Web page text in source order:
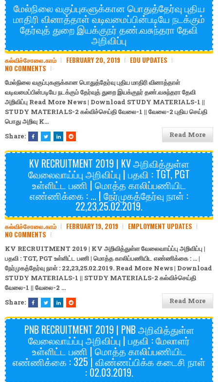
மேல்நிலை வகுப்புகளுக்கான பொதுத்தேர்வு புதிய
மாதிரி வினாத்தாள் வடிவமைப்பின்படியே நடக்கும்
தேர்வுத் துறை இயக்குநர் தண்.வசுந்தரா தேவி
அறிவிப்பு
கல்விச்சோலை.காம் FEBRUARY 20, 2019
EDU UPDATES
NO COMMENTS
மேல்நிலை வகுப்புகளுக்கான பொதுத்தேர்வு புதிய மாதிரி வினாத்தாள்
வடிவமைப்பின்படியே நடக்கும் தேர்வுத் துறை இயக்குநர் தண்.வசுந்தரா தேவி
அறிவிப்பு Read More News | Download STUDY MATERIALS-1 ||
STUDY MATERIALS-2 கல்விச்செய்திவேலை-1 || வேலை-2 புதிய செய்தி
பொது அறிவு K…
Share:
Read More
KV RECRUITMENT 2019 | KV அறிவித்துள்ள
வேலைவாய்ப்பு அறிவிப்பு | பதவி : TGT, PGT
உள்ளிட்ட பணி | மொத்த காலிப்பணியிட
எண்ணிக்கை : ... | நேர்முகத்தேர்வு நாள் :
22,23,25.02.2019.
கல்விச்சோலை.காம் FEBRUARY 19, 2019
EMPLOYMENT UPDATES
NO COMMENTS
KV RECRUITMENT 2019 | KV அறிவித்துள்ள வேலைவாய்ப்பு அறிவிப்பு |
பதவி : TGT, PGT உள்ளிட்ட பணி | மொத்த காலிப்பணியிட எண்ணிக்கை : ... |
நேர்முகத்தேர்வு நாள் : 22,23,25.02.2019. Read More News | Download
STUDY MATERIALS-1 || STUDY MATERIALS-2 கல்விச்செய்தி
வேலை-1 || வேலை-2 …
Share:
Read More
PNB RECRUITMENT 2019 | PNB அறிவித்துள்ள
வேலைவாய்ப்பு அறிவிப்பு | பதவி : மேலாளர்
உள்ளிட்ட பணி | மொத்த காலிப்பணியிட
எண்ணிக்கை : 325 | விண்ணப்பிக்க கடைசி நாள்
: 02.03.2019.